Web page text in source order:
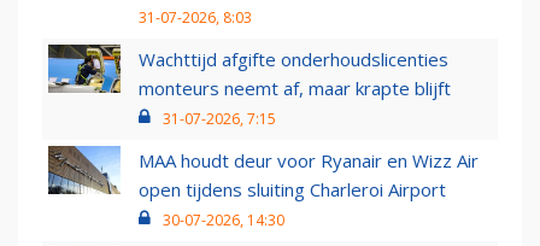
31-07-2026, 8:03
Wachttijd afgifte onderhoudslicenties
monteurs neemt af, maar krapte blijft
31-07-2026, 7:15
MAA houdt deur voor Ryanair en Wizz Air
open tijdens sluiting Charleroi Airport
30-07-2026, 14:30